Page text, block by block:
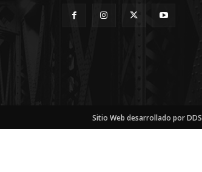
Sitio Web desarrollado por DDS